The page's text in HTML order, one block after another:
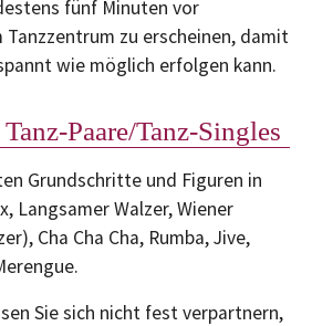
fünf Minuten vor
zu erscheinen, damit
wie möglich erfolgen kann.
Paare/Tanz-Singles
Grundschritte und Figuren in
Langsamer Walzer, Wiener
Cha Cha Cha, Rumba, Jive,
Sie sich nicht fest verpartnern,